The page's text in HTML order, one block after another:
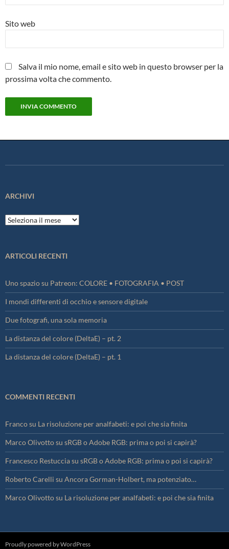
Sito web
Salva il mio nome, email e sito web in questo browser per la
prossima volta che commento.
ARCHIVI
Archivi
ARTICOLI RECENTI
Uno spazio su Patreon: COLORE • FOTOGRAFIA • POST
I mondi differenti di occhio e sensore digitale
Due fotografi, una sola memoria
La distanza del colore (DeltaE) – pt. 2
La distanza del colore (DeltaE) – pt. 1
COMMENTI RECENTI
Francosu La risoluzione per analfabeti: e poi che sia finita
Marco Olivottosu sRGB o Adobe RGB: prima o poi si capirà?
Francesco Restucciasu sRGB o Adobe RGB: prima o poi si capirà?
Roberto Carelli su Ancora Gorman-Holbert, ma potenziato…
Marco Olivottosu La risoluzione per analfabeti: e poi che sia finita
Proudly powered by WordPress